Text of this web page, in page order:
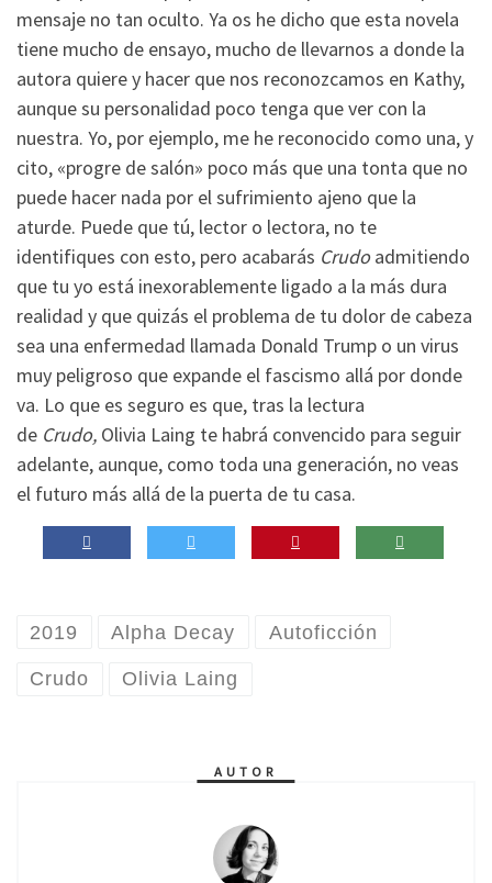
mensaje no tan oculto. Ya os he dicho que esta novela
tiene mucho de ensayo, mucho de llevarnos a donde la
autora quiere y hacer que nos reconozcamos en Kathy,
aunque su personalidad poco tenga que ver con la
nuestra. Yo, por ejemplo, me he reconocido como una, y
cito, «progre de salón» poco más que una tonta que no
puede hacer nada por el sufrimiento ajeno que la
aturde. Puede que tú, lector o lectora, no te
identifiques con esto, pero acabarás Crudoadmitiendo
que tu yo está inexorablemente ligado a la más dura
realidad y que quizás el problema de tu dolor de cabeza
sea una enfermedad llamada Donald Trump o un virus
muy peligroso que expande el fascismo allá por donde
va. Lo que es seguro es que, tras la lectura
de Crudo, Olivia Laing te habrá convencido para seguir
adelante, aunque, como toda una generación, no veas
el futuro más allá de la puerta de tu casa.
2019 Alpha Decay Autoficción
Crudo Olivia Laing
AUTOR